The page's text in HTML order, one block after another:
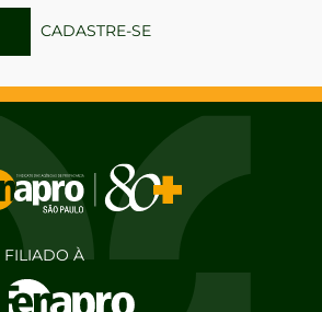
CADASTRE-SE
FILIADO À